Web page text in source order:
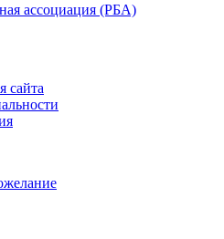
ассоциация (РБА)
сайта